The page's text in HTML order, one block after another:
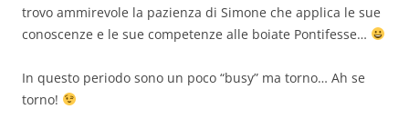
trovo ammirevole la pazienza di Simone che applica le sue
conoscenze e le sue competenze alle boiate Pontifesse…
In questo periodo sono un poco “busy” ma torno… Ah se
torno!